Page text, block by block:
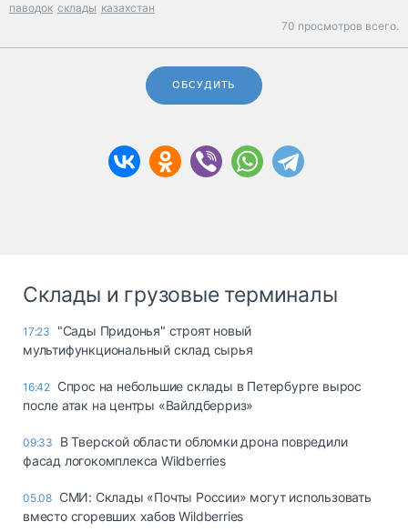
паводок склады казахстан
70 просмотров всего.
ОБСУДИТЬ
Склады и грузовые терминалы
17:23
"Сады Придонья" строят новый
мультифункциональный склад сырья
16:42 Спрос на небольшие склады в Петербурге вырос
после атак на центры «Вайлдберриз»
09:33
В Тверской области обломки дрона повредили
фасад логокомплекса Wildberries
05.08 СМИ: Склады «Почты России» могут использовать
вместо сгоревших хабов Wildberries